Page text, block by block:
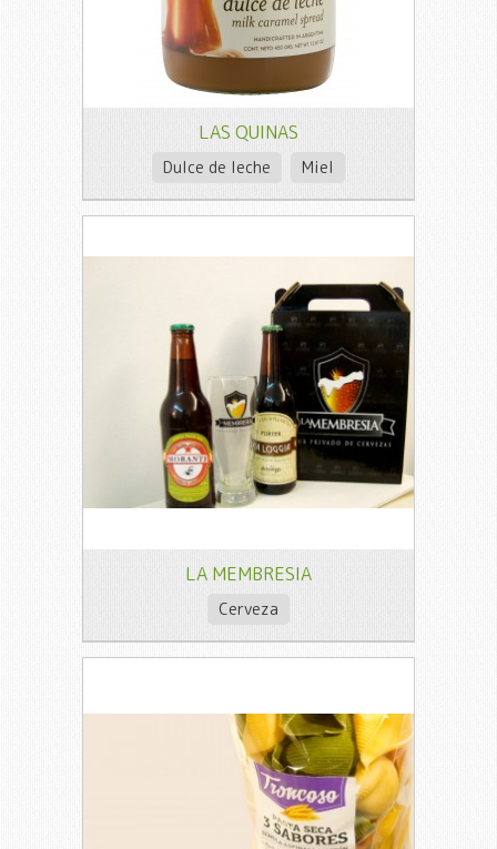
LAS QUINAS
Dulce de leche Miel
LA MEMBRESIA
Cerveza